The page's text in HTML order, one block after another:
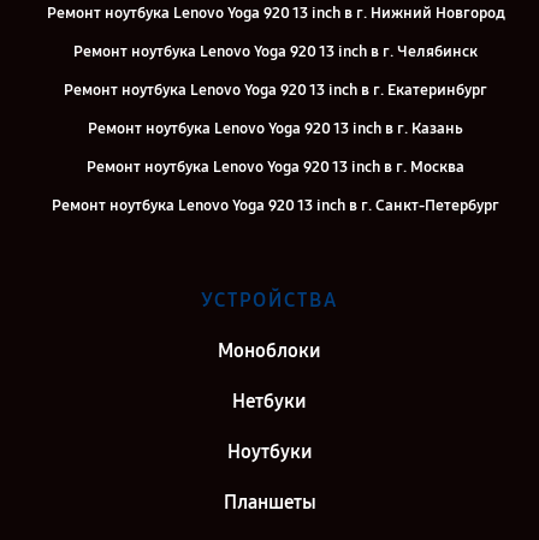
Ремонт ноутбука Lenovo Yoga 920 13 inch в г. Нижний Новгород
Ремонт ноутбука Lenovo Yoga 920 13 inch в г. Челябинск
Ремонт ноутбука Lenovo Yoga 920 13 inch в г. Екатеринбург
Ремонт ноутбука Lenovo Yoga 920 13 inch в г. Казань
Ремонт ноутбука Lenovo Yoga 920 13 inch в г. Москва
Ремонт ноутбука Lenovo Yoga 920 13 inch в г. Санкт-Петербург
УСТРОЙСТВА
Моноблоки
Нетбуки
Ноутбуки
Планшеты